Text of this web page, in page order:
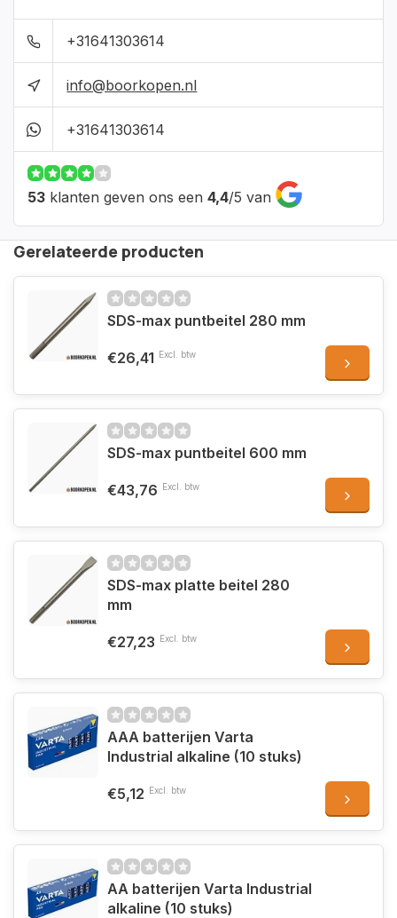
+31641303614
info@boorkopen.nl
+31641303614
53 klanten geven ons een 4,4/5 van
Gerelateerde producten
SDS-max puntbeitel 280 mm
€26,41 Excl. btw
SDS-max puntbeitel 600 mm
€43,76 Excl. btw
SDS-max platte beitel 280
mm
€27,23 Excl. btw
AAA batterijen Varta
Industrial alkaline (10 stuks)
€5,12 Excl. btw
AA batterijen Varta Industrial
alkaline (10 stuks)